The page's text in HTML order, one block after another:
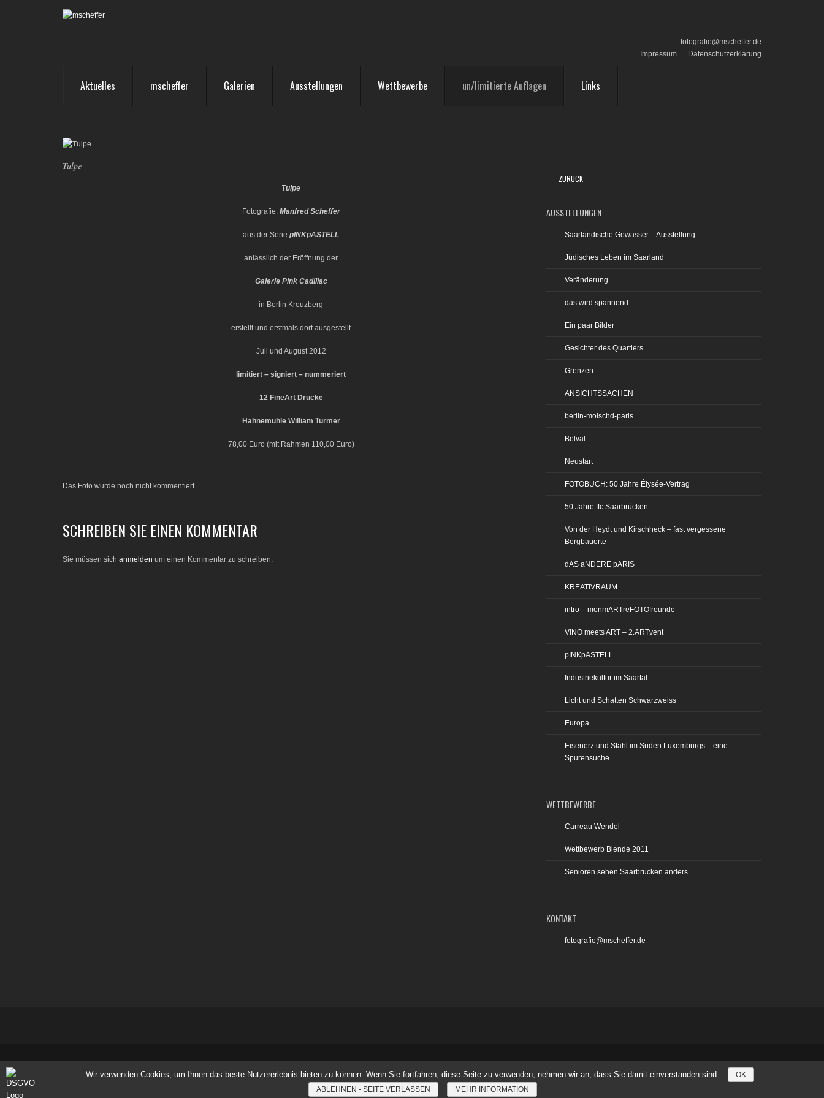
fotografie@mscheffer.de
Impressum
Datenschutzerklärung
Aktuelles mscheffer Galerien Ausstellungen Wettbewerbe un/limitierte Auflagen Links
Tulpe
Tulpe
Fotografie: Manfred Scheffer
aus der SeriepINKpASTELL
anlässlich der Eröffnung der
Galerie Pink Cadillac
in Berlin Kreuzberg
erstellt und erstmals dort ausgestellt
Juli und August 2012
limitiert – signiert – nummeriert
12 FineArt Drucke
Hahnemühle William Turmer
78,00 Euro (mit Rahmen 110,00 Euro)
Das Foto wurde noch nicht kommentiert.
SCHREIBEN SIE EINEN KOMMENTAR
Sie müssen sich anmelden um einen Kommentar zu schreiben.
ZURÜCK
AUSSTELLUNGEN
Saarländische Gewässer – Ausstellung
Jüdisches Leben im Saarland
Veränderung
das wird spannend
Ein paar Bilder
Gesichter des Quartiers
Grenzen
ANSICHTSSACHEN
berlin-molschd-paris
Belval
Neustart
FOTOBUCH: 50 Jahre Élysée-Vertrag
50 Jahre ffc Saarbrücken
Von der Heydt und Kirschheck – fast vergessene
Bergbauorte
dAS aNDERE pARIS
KREATIVRAUM
intro – monmARTreFOTOfreunde
VINO meets ART – 2.ARTvent
pINKpASTELL
Industriekultur im Saartal
Licht und Schatten Schwarzweiss
Europa
Eisenerz und Stahl im Süden Luxemburgs – eine
Spurensuche
WETTBEWERBE
Carreau Wendel
Wettbewerb Blende 2011
Senioren sehen Saarbrücken anders
KONTAKT
fotografie@mscheffer.de
Impressum Datenschutzerklärung
Wir verwenden Cookies, um Ihnen das beste Nutzererlebnis bieten zu können. Wenn Sie fortfahren, diese Seite zu verwenden, nehmen wir an, dass Sie damit einverstanden sind.
OK
ABLEHNEN - SEITE VERLASSEN
MEHR INFORMATION